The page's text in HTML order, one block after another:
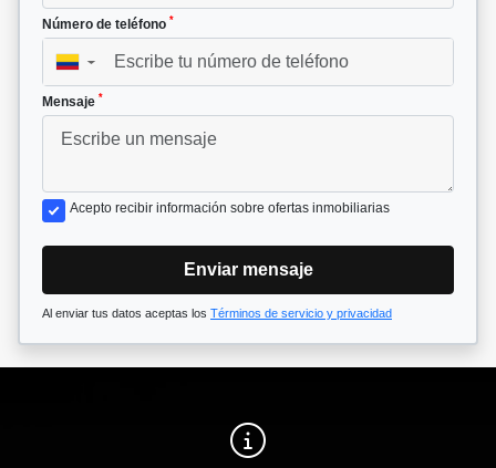
Número de teléfono *
▼
Mensaje *
Acepto recibir información sobre ofertas inmobiliarias
Enviar mensaje
Al enviar tus datos aceptas los Términos de servicio y privacidad